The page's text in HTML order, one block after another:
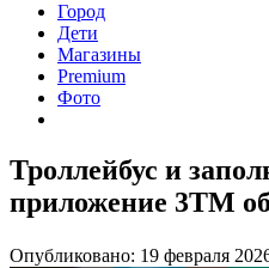
Город
Дети
Магазины
Premium
Фото
Троллейбус и
приложение 3TM
Опубликовано: 19 февраля